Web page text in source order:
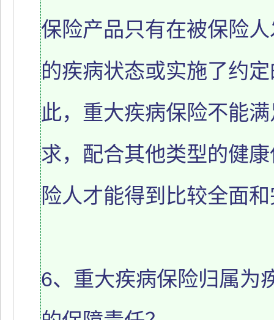
保险产品只有在被保险
的疾病状态或实施了约
此，重大疾病保险不能
求，配合其他类型的健
险人才能得到比较全面
6、重大疾病保险归属为